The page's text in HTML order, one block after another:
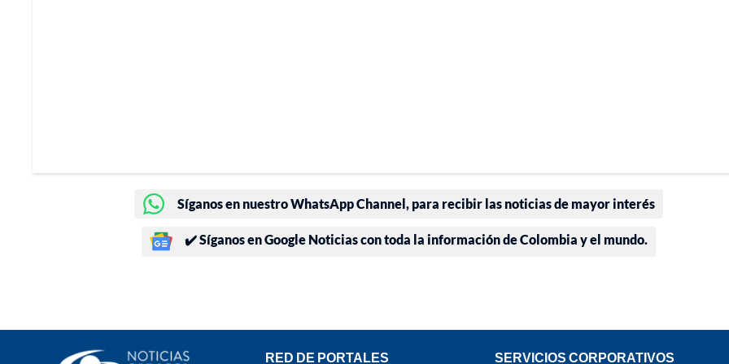
Síganos en nuestro WhatsApp Channel, para recibir las noticias de mayor interés
✔️ Síganos en Google Noticias con toda la información de Colombia y el mundo.
RED DE PORTALES SERVICIOS CORPORATIVOS